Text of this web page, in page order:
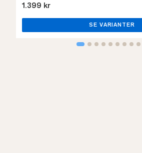
1.399 kr
SE VARIANTER